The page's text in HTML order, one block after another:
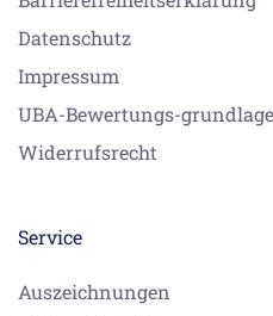
Datenschutz
Impressum
UBA-Bewertungs-
Widerrufsrecht
Service
Auszeichnungen